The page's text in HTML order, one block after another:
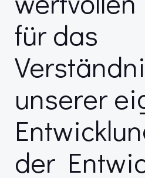
für das
unserer
der